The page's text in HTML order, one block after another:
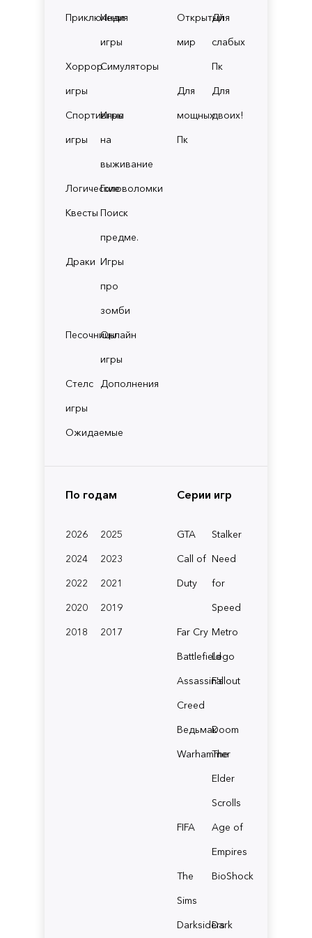
Приключения
Инди
игры
Хоррор
игры
Симуляторы
Спортивные
игры
Игры
на
выживание
ЛогическиеГоловоломки
Квесты Поиск
предме.
Драки Игры
про
зомби
ПесочницыОнлайн
игры
Стелс
игры
Дополнения
Ожидаемые
Открытый
мир
Для
слабых
Пк
Для
мощных
Пк
Для
двоих!
По годам
2026
2025
2024
2023
2022
2021
2020
2019
2018
2017
Серии игр
GTA
Stalker
Call of
Duty
Need
for
Speed
Far Cry Metro
BattlefieldLego
Assassin's
Creed
Fallout
ВедьмакDoom
Warhammer
The
Elder
Scrolls
FIFA
Age of
Empires
The
Sims
BioShock
Darksiders
Dark